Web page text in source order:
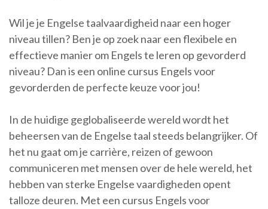
Wil je je Engelse taalvaardigheid naar een hoger
niveau tillen? Ben je op zoek naar een flexibele en
effectieve manier om Engels te leren op gevorderd
niveau? Dan is een online cursus Engels voor
gevorderden de perfecte keuze voor jou!
In de huidige geglobaliseerde wereld wordt het
beheersen van de Engelse taal steeds belangrijker. Of
het nu gaat om je carrière, reizen of gewoon
communiceren met mensen over de hele wereld, het
hebben van sterke Engelse vaardigheden opent
talloze deuren. Met een cursus Engels voor